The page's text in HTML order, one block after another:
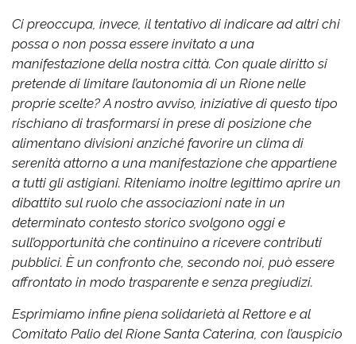
Ci preoccupa, invece, il tentativo di indicare ad altri chi
possa o non possa essere invitato a una
manifestazione della nostra città. Con quale diritto si
pretende di limitare l’autonomia di un Rione nelle
proprie scelte? A nostro avviso, iniziative di questo tipo
rischiano di trasformarsi in prese di posizione che
alimentano divisioni anziché favorire un clima di
serenità attorno a una manifestazione che appartiene
a tutti gli astigiani. Riteniamo inoltre legittimo aprire un
dibattito sul ruolo che associazioni nate in un
determinato contesto storico svolgono oggi e
sull’opportunità che continuino a ricevere contributi
pubblici. È un confronto che, secondo noi, può essere
affrontato in modo trasparente e senza pregiudizi.
Esprimiamo infine piena solidarietà al Rettore e al
Comitato Palio del Rione Santa Caterina, con l’auspicio